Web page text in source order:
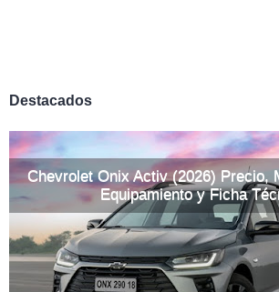
Destacados
Chevrolet Onix Activ (2026) Precio,
Equipamiento y Ficha